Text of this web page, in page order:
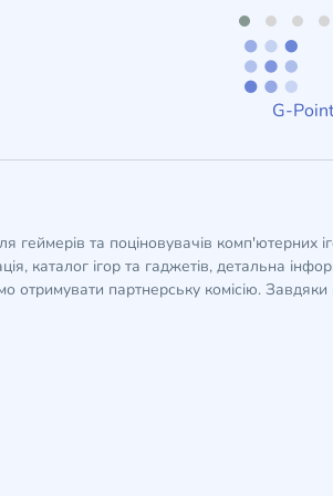
G-
та поціновувачів комп'ютерних
каталог ігор та гаджетів, детальна
партнерську комісію.